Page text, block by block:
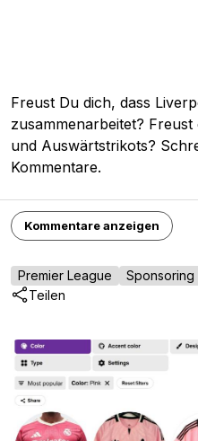
Freust Du dich, dass
zusammenarbeitet?
und Auswärtstrikots?
Kommentare.
Kommentare anzeigen
Premier League Sponsoring
Teilen